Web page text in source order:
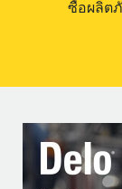
ซื้อผลิต